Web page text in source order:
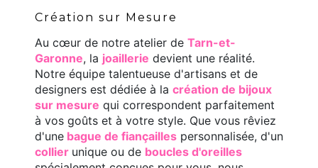
Création sur Mesure
Au cœur de notre atelier de Tarn-et-
Garonne, la joaillerie devient une réalité.
Notre équipe talentueuse d'artisans et de
designers est dédiée à la création de bijoux
sur mesure qui correspondent parfaitement
à vos goûts et à votre style. Que vous rêviez
d'une bague de fiançailles personnalisée, d'un
collier unique ou de boucles d'oreilles